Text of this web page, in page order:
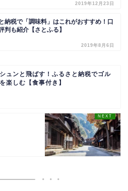
2019年12月23日
納税で「調味料」はこれがおすすめ！口
判も紹介【さとふる】
2019年8月6日
ュンと飛ばす！ふるさと納税でゴル
楽しむ【食事付き】